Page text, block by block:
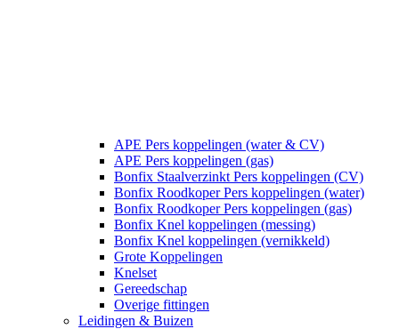
APE Pers koppelingen (water & CV)
APE Pers koppelingen (gas)
Bonfix Staalverzinkt Pers koppelingen (CV)
Bonfix Roodkoper Pers koppelingen (water)
Bonfix Roodkoper Pers koppelingen (gas)
Bonfix Knel koppelingen (messing)
Bonfix Knel koppelingen (vernikkeld)
Grote Koppelingen
Knelset
Gereedschap
Overige fittingen
Leidingen & Buizen